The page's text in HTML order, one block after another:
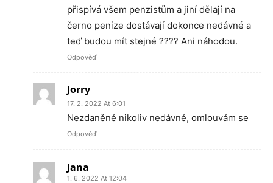
přispívá všem penzistům a jiní dělají na
černo peníze dostávají dokonce nedávné a
teď budou mít stejné ???? Ani náhodou.
Odpověď
Jorry
17. 2. 2022 At 6:01
Nezdaněné nikoliv nedávné, omlouvám se
Odpověď
Jana
1. 6. 2022 At 12:04